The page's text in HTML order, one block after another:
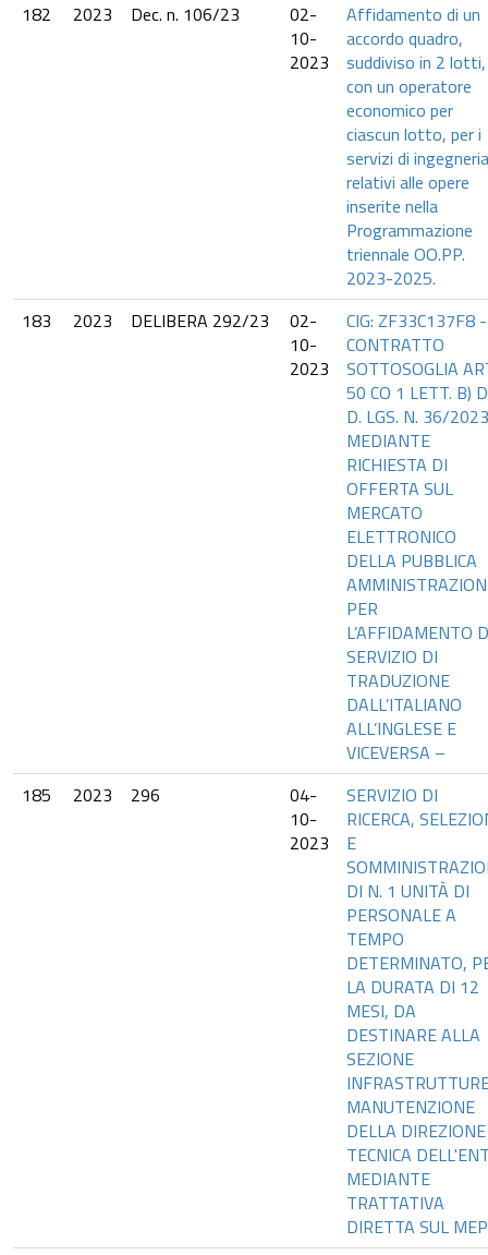
182
2023 Dec. n. 106/23
02-
10-
2023
Affidamento di un
accordo quadro,
suddiviso in 2 lotti,
con un operatore
economico per
ciascun lotto, per i
servizi di ingegneria
relativi alle opere
inserite nella
Programmazione
triennale OO.PP.
2023-2025.
183
2023 DELIBERA 292/23
02-
10-
2023
CIG: ZF33C137F8 -
CONTRATTO
SOTTOSOGLIA
50 CO 1 LETT. B)
D. LGS. N. 36/
MEDIANTE
RICHIESTA DI
OFFERTA SUL
MERCATO
ELETTRONICO
DELLA PUBBLICA
PER
L’AFFIDAMENTO
SERVIZIO DI
TRADUZIONE
DALL’ITALIANO
ALL’INGLESE E
VICEVERSA –
185
2023 296
04-
10-
2023
SERVIZIO DI
RICERCA,
E
DI N. 1 UNITÀ DI
PERSONALE A
TEMPO
DETERMINATO,
LA DURATA DI 12
MESI, DA
DESTINARE ALLA
SEZIONE
MANUTENZIONE
DELLA DIREZIONE
TECNICA
MEDIANTE
TRATTATIVA
DIRETTA SUL